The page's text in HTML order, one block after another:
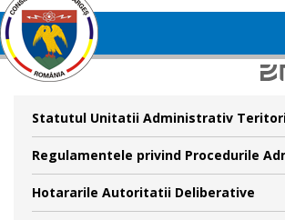
Statutul Unitatii Administrativ
Regulamentele privind Procedurile
Hotararile Autoritatii Deliberative